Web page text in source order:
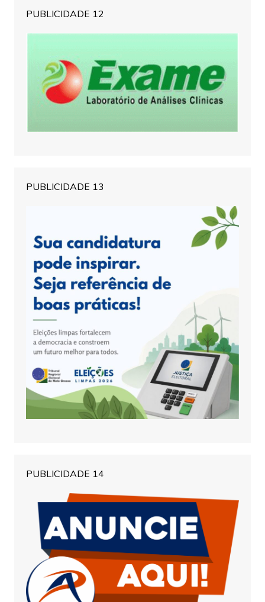
PUBLICIDADE 12
PUBLICIDADE 13
PUBLICIDADE 14